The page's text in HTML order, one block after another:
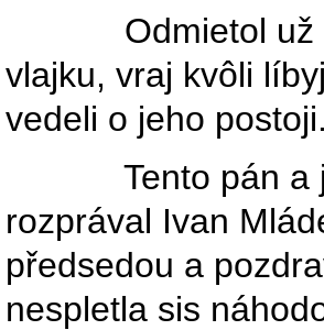
Odmietol už
vlajku, vraj kvôli
vedeli o jeho
Tento pán a
rozprával Ivan
předsedou a
nespletla sis